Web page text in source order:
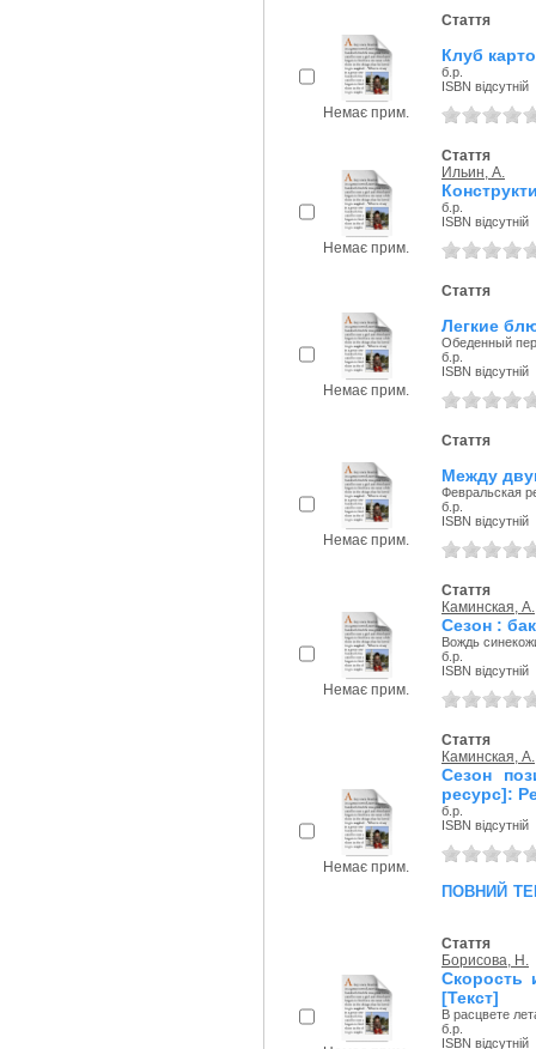
Немає прим.
Стаття
Клуб
б.р.
ISBN відсутній
Немає прим.
Стаття
Ильин, А.
б.р.
ISBN відсутній
Немає прим.
Стаття
Легкие
Обеденный
б.р.
ISBN відсутній
Немає прим.
Стаття
Между
Февральская
б.р.
ISBN відсутній
Немає прим.
Стаття
Каминская, А.
Сезон :
Вождь
б.р.
ISBN відсутній
Немає прим.
Стаття
Каминская, А.
Сезон
ресурс]:
б.р.
ISBN відсутній
повний
Стаття
Борисова, Н.
Скорость
[Текст]
В расцвете
б.р.
ISBN відсутній